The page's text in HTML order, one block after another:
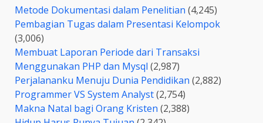
Metode Dokumentasi dalam Penelitian (4,245)
Pembagian Tugas dalam Presentasi Kelompok
(3,006)
Membuat Laporan Periode dari Transaksi
Menggunakan PHP dan Mysql (2,987)
Perjalananku Menuju Dunia Pendidikan (2,882)
Programmer VS System Analyst(2,754)
Makna Natal bagi Orang Kristen (2,388)